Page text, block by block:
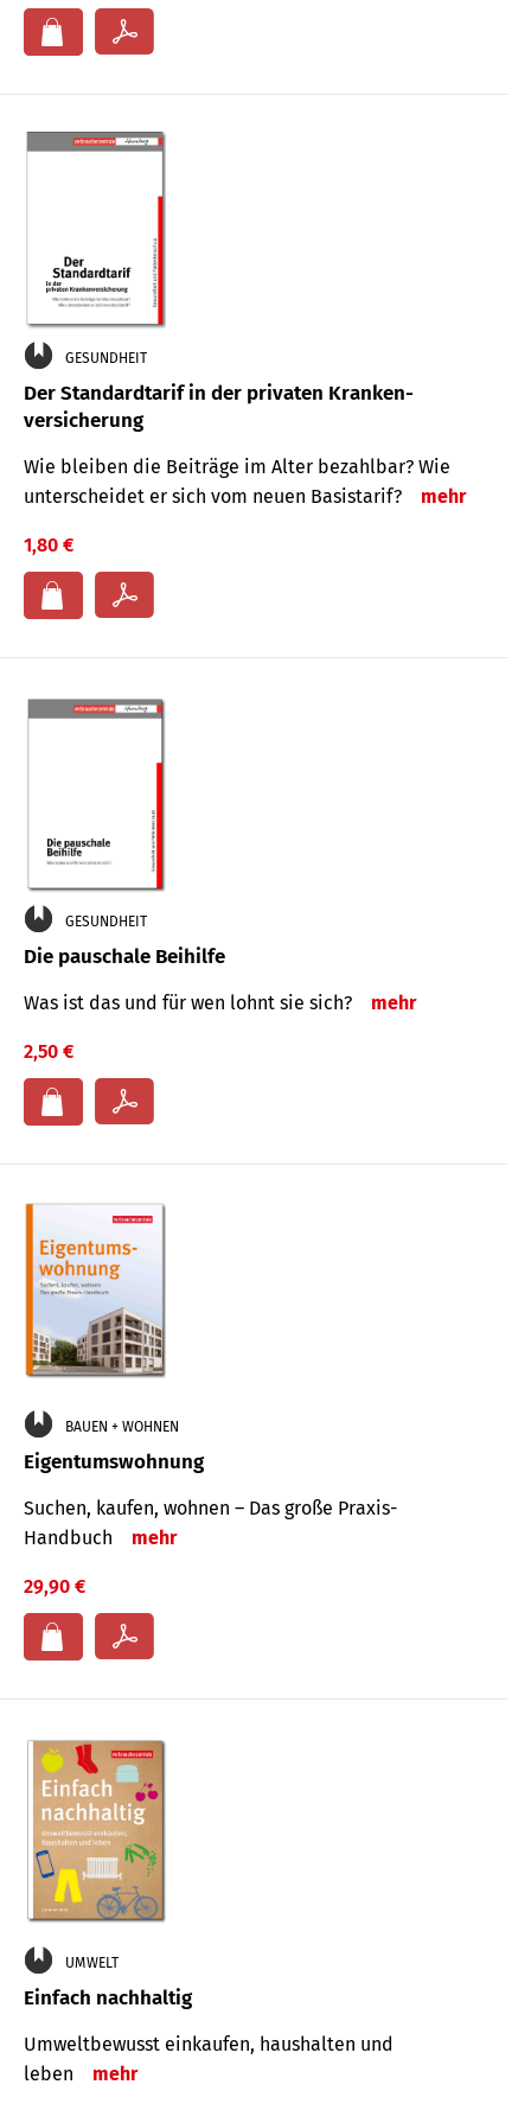
GESUNDHEIT
Der Standard­tarif in der privaten Kranken­
versicherung
Wie bleiben die Beiträge im Alter bezahlbar? Wie
unterscheidet er sich vom neuen Basistarif?
mehr
1,80 €
GESUNDHEIT
Die pauschale Beihilfe
Was ist das und für wen lohnt sie sich? mehr
2,50 €
BAUEN + WOHNEN
Eigentumswohnung
Suchen, kaufen, wohnen – Das große Praxis-
Handbuch
mehr
29,90 €
UMWELT
Einfach nachhaltig
Umweltbewusst einkaufen, haushalten und
leben
mehr